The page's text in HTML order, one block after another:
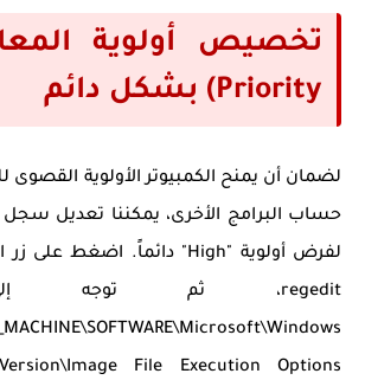
Priority) بشكل دائم
لفرض أولوية "High" دائماً. اضغط على زر الويندوز + R واكتب
regedit، ثم توجه إلى
File Execution Options